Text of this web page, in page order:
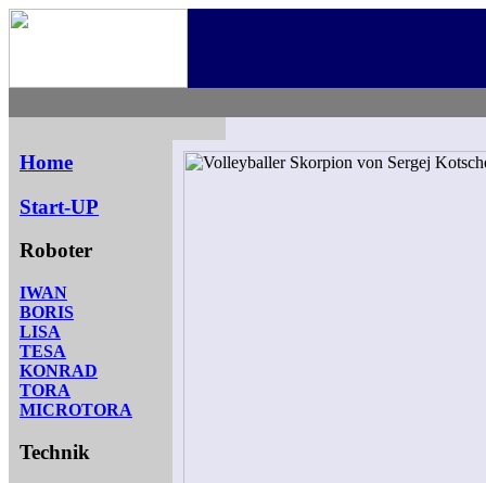
Home
Start-UP
Roboter
IWAN
BORIS
LISA
TESA
KONRAD
TORA
MICROTORA
Technik